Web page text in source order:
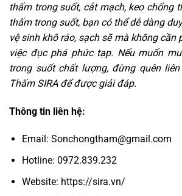
thấm trong suốt, cắt mạch, keo chống
thấm trong suốt, bạn có thể dễ dàng
vệ sinh khô ráo, sạch sẽ mà không cần
việc đục phá phức tạp. Nếu muốn
trong suốt chất lượng, đừng quên
Thấm SIRA để được giải đáp.
Thông tin liên hệ:
Email: Sonchongtham@gmail.com
Hotline: 0972.839.232
Website: https://sira.vn/